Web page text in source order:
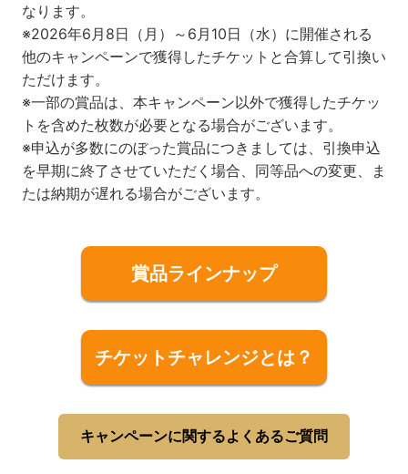
なります。
※2026年6月8日（月）～6月10日（水）に開催される
他のキャンペーンで獲得したチケットと合算して引換い
ただけます。
※一部の賞品は、本キャンペーン以外で獲得したチケッ
トを含めた枚数が必要となる場合がございます。
※申込が多数にのぼった賞品につきましては、引換申込
を早期に終了させていただく場合、同等品への変更、ま
たは納期が遅れる場合がございます。
賞品ラインナップ
チケットチャレンジとは？
キャンペーンに関するよくあるご質問